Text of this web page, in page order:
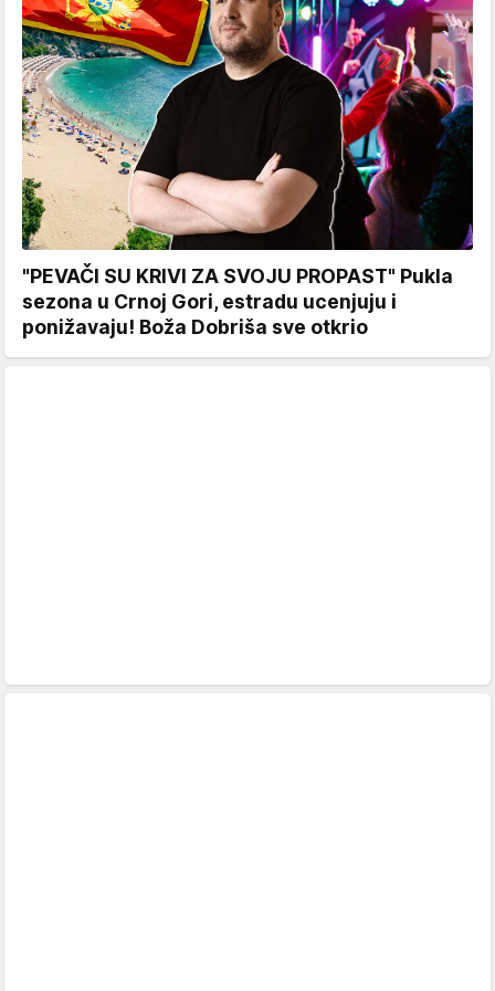
"PEVAČI SU KRIVI ZA SVOJU PROPAST" Pukla
sezona u Crnoj Gori, estradu ucenjuju i
ponižavaju! Boža Dobriša sve otkrio